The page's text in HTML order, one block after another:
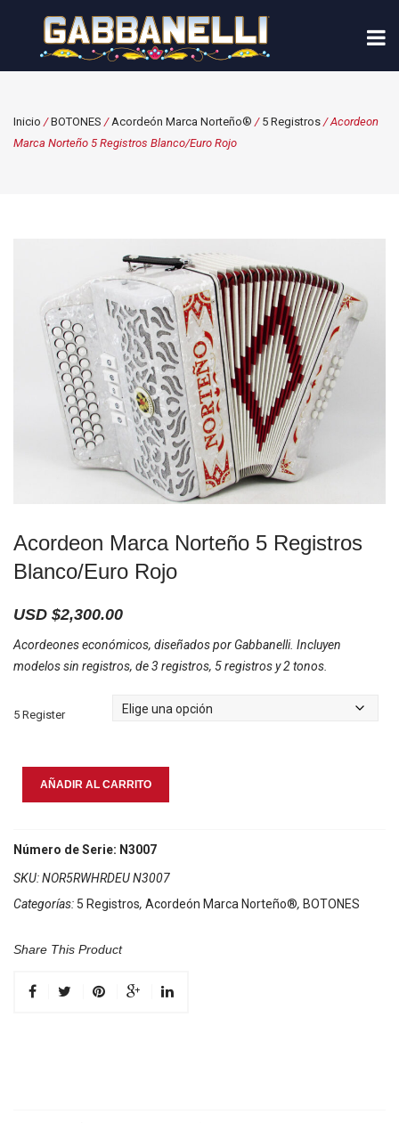
Inicio /BOTONES /Acordeón Marca Norteño® / 5 Registros / Acordeon
Marca Norteño 5 Registros Blanco/Euro Rojo
Acordeon Marca Norteño 5 Registros
Blanco/Euro Rojo
USD $2,300.00
Acordeones económicos, diseñados por Gabbanelli. Incluyen
modelos sin registros, de 3 registros, 5 registros y 2 tonos.
5 Register
Acordeon
5
Blanco/Euro
Rojo
AÑADIR AL CARRITO
Número de Serie: N3007
SKU:NOR5RWHRDEU N3007
Categorías: 5 Registros, Acordeón Marca Norteño®, BOTONES
Share This Product